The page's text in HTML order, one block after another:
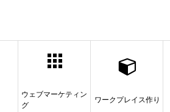
ウェブマーケティン
グ
ワークプレイス作り